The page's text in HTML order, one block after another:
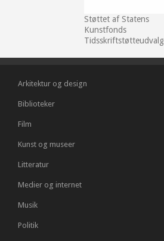
Støttet af Statens
Kunstfonds
Tidsskriftstøtteudvalg
Arkitektur og design
Biblioteker
Film
Kunst og museer
Litteratur
Medier og internet
Musik
Politik